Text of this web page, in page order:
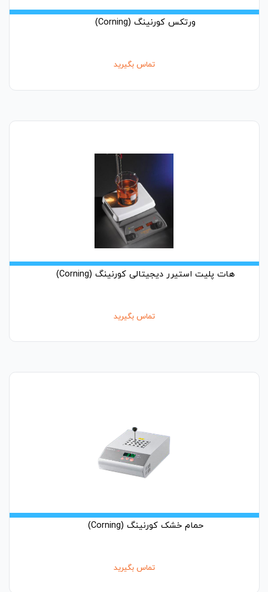
ورتکس کورنینگ (Corning)
تماس بگیرید
هات پلیت استیرر دیجیتالی کورنینگ (Corning)
تماس بگیرید
حمام خشک کورنینگ (Corning)
تماس بگیرید